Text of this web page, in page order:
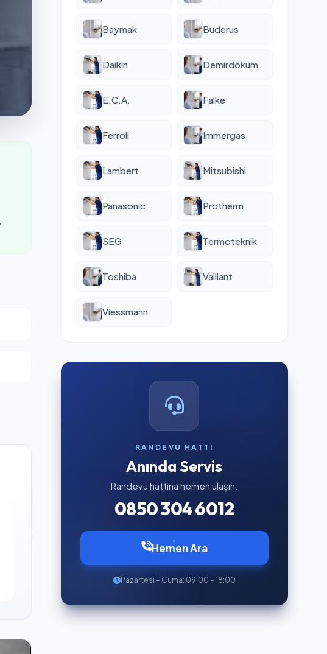
Baymak Buderus
Daikin Demirdöküm
E.C.A. Falke
Ferroli Immergas
Lambert Mitsubishi
Panasonic Protherm
SEG Termoteknik
Toshiba Vaillant
Viessmann
RANDEVU HATTI
Anında Servis
Randevu hattına hemen ulaşın.
0850 304 6012
Hemen Ara
Pazartesi – Cuma: 09:00 – 18:00